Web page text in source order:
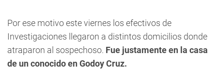
Por ese motivo este viernes los efectivos de
Investigaciones llegaron a distintos domicilios donde
atraparon al sospechoso. Fue justamente en la casa
de un conocido en Godoy Cruz.